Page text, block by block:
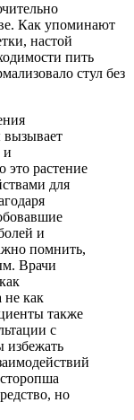
Как упоминают
настой
пить
стул без
вызывает
и
это растение
для
и
помнить,
Врачи
не как
также
с
избежать
но